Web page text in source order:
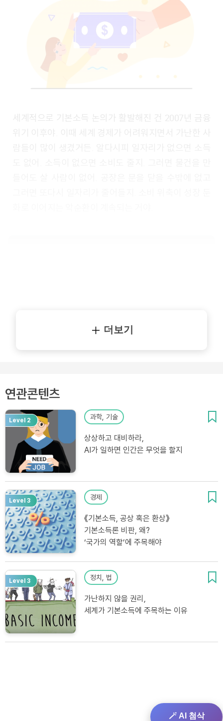
세계적으로 기본소득 논의가 활발해진 건 2007년 금융
더보기
연관콘텐츠
Level 2 과학, 기술
상상하고 대비하라,
AI가 일하면 인간은 무엇을 할지
Level 3 경제
《기본소득, 공상 혹은 환상》
기본소득론 비판, 왜?
‘국가의 역할’에 주목해야
Level 3 정치, 법
가난하지 않을 권리,
세계가 기본소득에 주목하는 이유
🪄 AI 첨삭